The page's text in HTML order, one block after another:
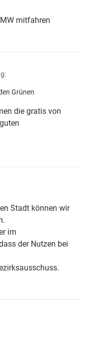
mitfahren
Grünen
die gratis von
Stadt können wir
im
der Nutzen bei